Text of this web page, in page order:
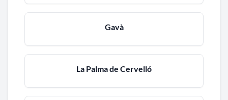
Gavà
La Palma de Cervelló